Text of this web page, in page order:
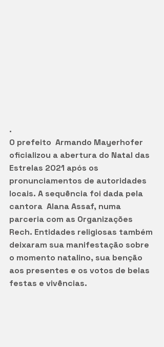
.
O prefeito  Armando Mayerhofer
oficializou a abertura do Natal das
Estrelas 2021 após os
pronunciamentos de autoridades
locais. A sequência foi dada pela
cantora  Alana Assaf, numa
parceria com as Organizações
Rech. Entidades religiosas também
deixaram sua manifestação sobre
o momento natalino, sua benção
aos presentes e os votos de belas
festas e vivências.